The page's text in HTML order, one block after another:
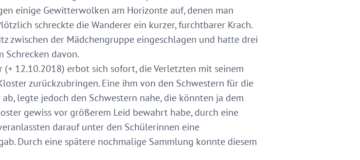
einige Gewitterwolken am Horizonte auf, denen man
schreckte die Wanderer ein kurzer, furchtbarer Krach.
zwischen der Mädchengruppe eingeschlagen und hatte drei
Schrecken davon.
12.10.2018) erbot sich sofort, die Verletzten mit seinem
zurückzubringen. Eine ihm von den Schwestern für die
legte jedoch den Schwestern nahe, die könnten ja dem
gewiss vor größerem Leid bewahrt habe, durch eine
darauf unter den Schülerinnen eine
Durch eine spätere nochmalige Sammlung konnte diesem